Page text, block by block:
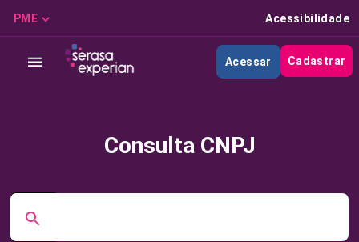
PME Acessibilidade
Acessar Cadastrar
Consulta CNPJ